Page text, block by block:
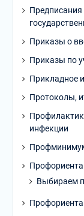
Приказы о
Приказы по
Прикладное
Протоколы,
инфекции
Выбираем